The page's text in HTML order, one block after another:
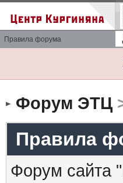
Правила форума
Форум ЭТЦ
Правила
Форум сайта